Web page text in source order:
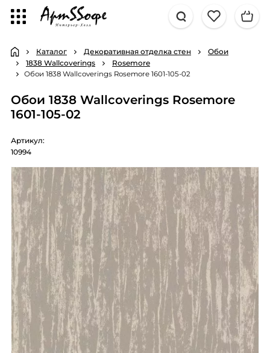
Каталог Декоративная отделка стен
Обои
1838 Wallcoverings
Rosemore
Обои 1838 Wallcoverings Rosemore 1601-105-02
Обои 1838 Wallcoverings Rosemore
1601-105-02
Артикул:
10994